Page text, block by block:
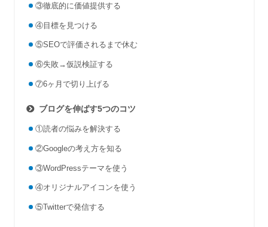
③徹底的に価値提供する
④目標を見つける
⑤SEOで評価されるまで休む
⑥失敗→仮説検証する
⑦6ヶ月で切り上げる
ブログを伸ばす5つのコツ
①読者の悩みを解決する
②Googleの考え方を知る
③WordPressテーマを使う
④オリジナルアイコンを使う
⑤Twitterで発信する